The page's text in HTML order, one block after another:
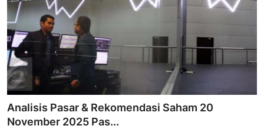
Industri
Korporasi
Kripto
Obligasi & Reksadana
Analisis Pasar & Rekomendasi Saham 20
November 2025 Pas...